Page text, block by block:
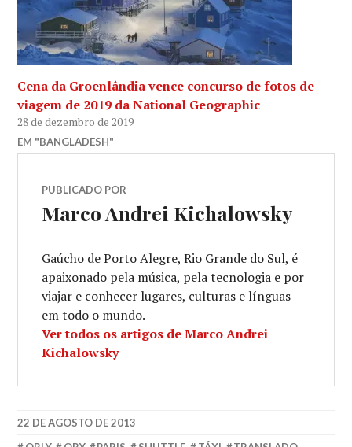
Cena da Groenlândia vence concurso de fotos de
viagem de 2019 da National Geographic
28 de dezembro de 2019
EM "BANGLADESH"
PUBLICADO POR
Marco Andrei Kichalowsky
Gaúcho de Porto Alegre, Rio Grande do Sul, é
apaixonado pela música, pela tecnologia e por
viajar e conhecer lugares, culturas e línguas
em todo o mundo.
Ver todos os artigos de Marco Andrei
Kichalowsky
22 DE AGOSTO DE 2013